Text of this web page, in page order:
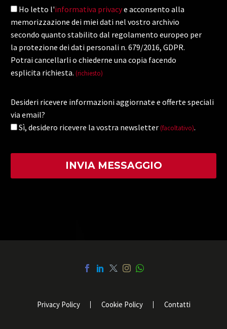
Ho letto l'informativa privacye acconsento alla
memorizzazione dei miei dati nel vostro archivio
secondo quanto stabilito dal regolamento europeo per
la protezione dei dati personali n. 679/2016, GDPR.
Potrai cancellarli o chiederne una copia facendo
esplicita richiesta. (richiesto)
Desideri ricevere informazioni aggiornate e offerte speciali
via email?
Sì, desidero ricevere la vostra newsletter (facoltativo).
Privacy Policy Cookie Policy Contatti